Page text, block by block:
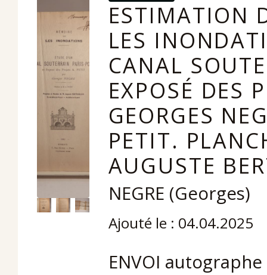
ESTIMATION
LES
CANAL
EXPOSÉ DES
GEORGES
PETIT.
AUGUSTE
NEGRE (Georges)
Ajouté le : 04.04.2025
ENVOI